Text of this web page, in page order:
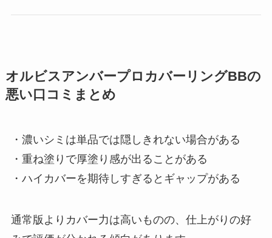
オルビスアンバープロカバーリングBBの
悪い口コミまとめ
・濃いシミは単品では隠しきれない場合がある
・重ね塗りで厚塗り感が出ることがある
・ハイカバーを期待しすぎるとギャップがある
通常版よりカバー力は高いものの、仕上がりの好